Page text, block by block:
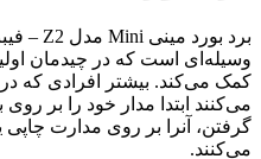
وسیله‌ای است که در چیدمان
کمک می‌کند. بیشتر افرادی که در
می‌کنند ابتدا مدار خود را بر
گرفتن، آنرا بر روی مدارت چاپی
می‌کنند.